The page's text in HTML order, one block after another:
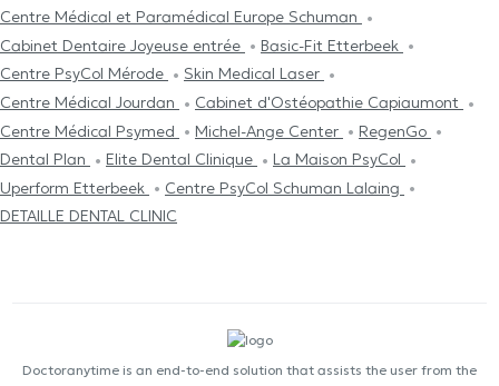
Centre Médical et Paramédical Europe Schuman
Cabinet Dentaire Joyeuse entrée
Basic-Fit Etterbeek
Centre PsyCol Mérode
Skin Medical Laser
Centre Médical Jourdan
Cabinet d'Ostéopathie Capiaumont
Centre Médical Psymed
Michel-Ange Center
RegenGo
Dental Plan
Elite Dental Clinique
La Maison PsyCol
Uperform Etterbeek
Centre PsyCol Schuman Lalaing
DETAILLE DENTAL CLINIC
Doctoranytime is an end-to-end solution that assists the user from the